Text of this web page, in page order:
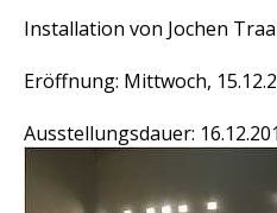
Installation von Jochen
Eröffnung: Mittwoch,
Ausstellungsdauer: